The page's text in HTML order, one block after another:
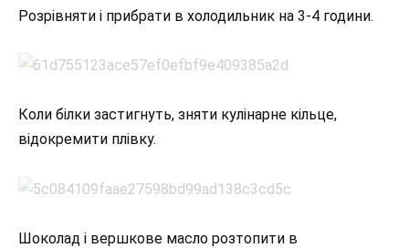
Розрівняти і прибрати в холодильник на 3-4 години.
Коли білки застигнуть, зняти кулінарне кільце,
відокремити плівку.
Шоколад і вершкове масло розтопити в